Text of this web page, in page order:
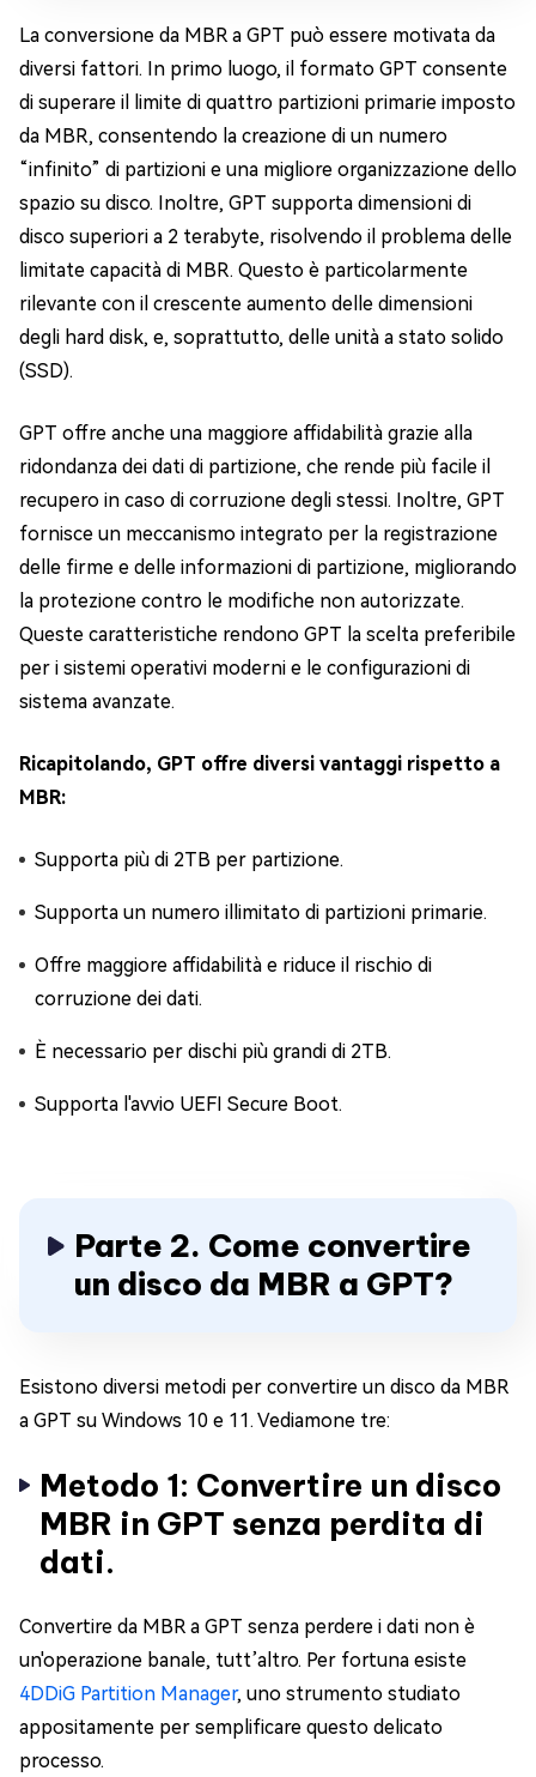
La conversione da MBR a GPT può essere motivata da
diversi fattori. In primo luogo, il formato GPT consente
di superare il limite di quattro partizioni primarie imposto
da MBR, consentendo la creazione di un numero
“infinito” di partizioni e una migliore organizzazione dello
spazio su disco. Inoltre, GPT supporta dimensioni di
disco superiori a 2 terabyte, risolvendo il problema delle
limitate capacità di MBR. Questo è particolarmente
rilevante con il crescente aumento delle dimensioni
degli hard disk, e, soprattutto, delle unità a stato solido
(SSD).
GPT offre anche una maggiore affidabilità grazie alla
ridondanza dei dati di partizione, che rende più facile il
recupero in caso di corruzione degli stessi. Inoltre, GPT
fornisce un meccanismo integrato per la registrazione
delle firme e delle informazioni di partizione, migliorando
la protezione contro le modifiche non autorizzate.
Queste caratteristiche rendono GPT la scelta preferibile
per i sistemi operativi moderni e le configurazioni di
sistema avanzate.
Ricapitolando, GPT offre diversi vantaggi rispetto a
MBR:
Supporta più di 2TB per partizione.
Supporta un numero illimitato di partizioni primarie.
Offre maggiore affidabilità e riduce il rischio di
corruzione dei dati.
È necessario per dischi più grandi di 2TB.
Supporta l'avvio UEFI Secure Boot.
Parte 2. Come convertire
un disco da MBR a GPT?
Esistono diversi metodi per convertire un disco da MBR
a GPT su Windows 10 e 11. Vediamone tre:
Metodo 1: Convertire un disco
MBR in GPT senza perdita di
dati.
Convertire da MBR a GPT senza perdere i dati non è
un'operazione banale, tutt’altro. Per fortuna esiste
4DDiG Partition Manager, uno strumento studiato
appositamente per semplificare questo delicato
processo.